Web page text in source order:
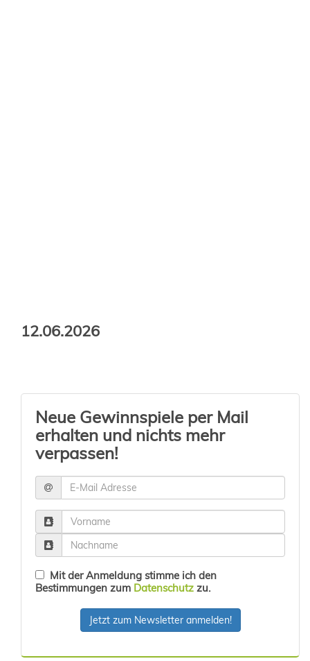
12.06.2026
Neue Gewinnspiele per Mail
erhalten und nichts mehr
verpassen!
Mit der Anmeldung stimme ich den
Bestimmungen zum Datenschutz zu.
Jetzt zum Newsletter anmelden!